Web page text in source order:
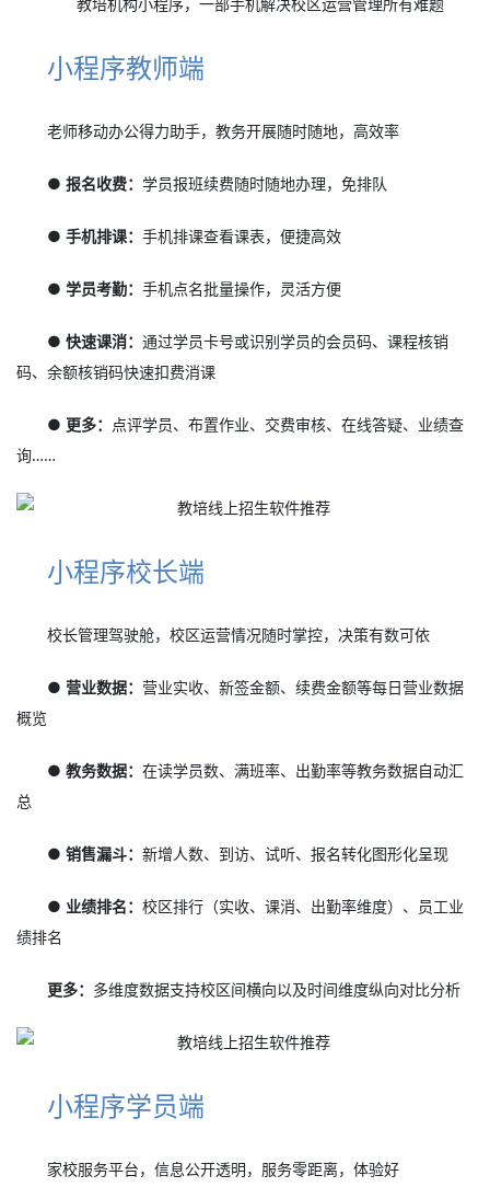
小程序教师端
老师移动办公得力助手，教务开展随时随地，高效率
● 报名收费：学员报班续费随时随地办理，免排队
● 手机排课：手机排课查看课表，便捷高效
● 学员考勤：手机点名批量操作，灵活方便
● 快速课消：通过学员卡号或识别学员的会员码、课程核销
码、余额核销码快速扣费消课
● 更多： 点评学员、布置作业、交费审核、在线答疑、业绩查
询……
小程序校长端
校长管理驾驶舱，校区运营情况随时掌控，决策有数可依
● 营业数据：营业实收、新签金额、续费金额等每日营业数据
概览
● 教务数据：在读学员数、满班率、出勤率等教务数据自动汇
总
● 销售漏斗：新增人数、到访、试听、报名转化图形化呈现
● 业绩排名：校区排行（实收、课消、出勤率维度）、员工业
绩排名
更多： 多维度数据支持校区间横向以及时间维度纵向对比分析
小程序学员端
家校服务平台，信息公开透明，服务零距离，体验好